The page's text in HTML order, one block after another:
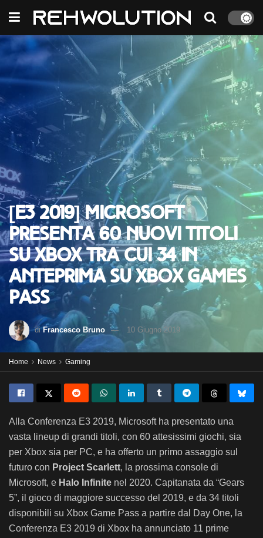
[E3 2019] Microsoft
presenta 60 nuovi titoli
su Xbox tra cui 34 in
anteprima su Xbox Games
Pass
di Francesco Bruno 10 Giugno 2019
Home News Gaming
Alla Conferenza E3 2019, Microsoft ha presentato una
vasta lineup di grandi titoli, con 60 attesissimi giochi, sia
per Xbox sia per PC, e ha offerto un primo assaggio sul
futuro con Project Scarlett, la prossima console di
Microsoft, e Halo Infinite nel 2020. Capitanata da “Gears
5”, il gioco di maggiore successo del 2019, e da 34 titoli
disponibili su Xbox Game Pass a partire dal Day One, la
Conferenza E3 2019 di Xbox ha annunciato 11 prime